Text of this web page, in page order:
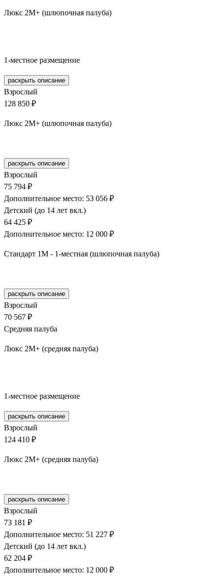
Люкс 2М+ (шлюпочная палуба)
1-местное размещение
раскрыть описание
Взрослый
128 850 ₽
Люкс 2М+ (шлюпочная палуба)
раскрыть описание
Взрослый
75 794 ₽
Дополнительное место: 53 056 ₽
Детский (до 14 лет вкл.)
64 425 ₽
Дополнительное место: 12 000 ₽
Стандарт 1М - 1-местная (шлюпочная палуба)
раскрыть описание
Взрослый
70 567 ₽
Средняя палуба
Люкс 2М+ (средняя палуба)
1-местное размещение
раскрыть описание
Взрослый
124 410 ₽
Люкс 2М+ (средняя палуба)
раскрыть описание
Взрослый
73 181 ₽
Дополнительное место: 51 227 ₽
Детский (до 14 лет вкл.)
62 204 ₽
Дополнительное место: 12 000 ₽